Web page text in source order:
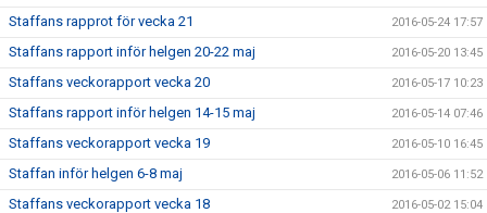
Staffans rapprot för vecka 21 2016-05-24 17:57
Staffans rapport inför helgen 20-22 maj 2016-05-20 13:45
Staffans veckorapport vecka 20 2016-05-17 10:23
Staffans rapport inför helgen 14-15 maj 2016-05-14 07:46
Staffans veckorapport vecka 19 2016-05-10 16:45
Staffan inför helgen 6-8 maj 2016-05-06 11:52
Staffans veckorapport vecka 18 2016-05-02 15:04